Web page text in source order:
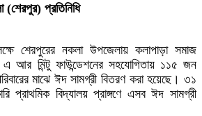
প্রতিনিধি
শেরপুরের নকলা উপজেলায় কলাপাড়া সমাজ
আর মিন্টু ফাউন্ডেশনের সহযোগিতায় ১১৫ জন
মাঝে ঈদ সামগ্রী বিতরণ করা হয়েছে। ৩১
প্রাথমিক বিদ্যালয় প্রাঙ্গণে এসব ঈদ সামগ্রী